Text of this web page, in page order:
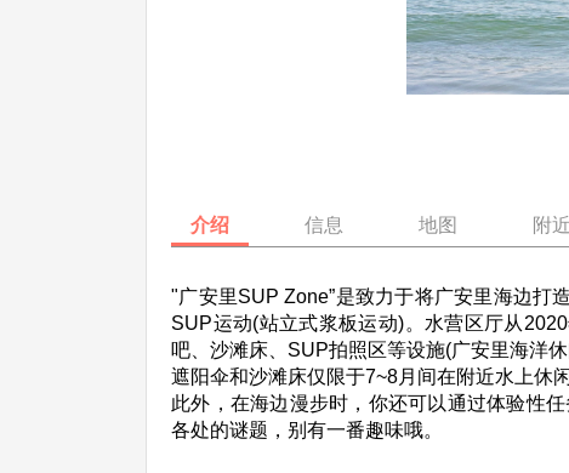
介绍 信息 地图 附
"广安里SUP Zone”是致力于将广安里海边打
SUP运动(站立式浆板运动)。水营区厅从
吧、沙滩床、SUP拍照区等设施(广安里海洋
遮阳伞和沙滩床仅限于7~8月间在附近水上休
此外，在海边漫步时，你还可以通过体验性
各处的谜题，别有一番趣味哦。